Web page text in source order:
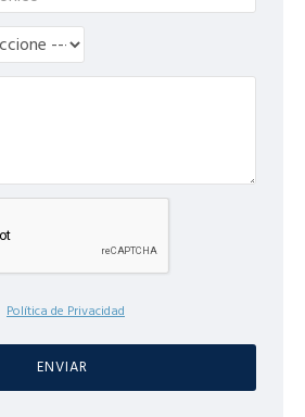
Política de Privacidad
ENVIAR